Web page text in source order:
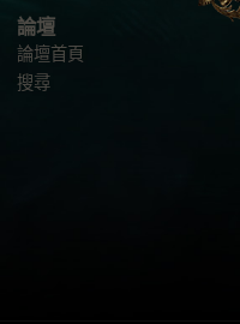
論壇
論壇首頁
搜尋